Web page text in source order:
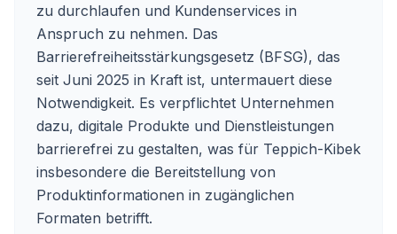
zu durchlaufen und Kundenservices in
Anspruch zu nehmen. Das
Barrierefreiheitsstärkungsgesetz (BFSG), das
seit Juni 2025 in Kraft ist, untermauert diese
Notwendigkeit. Es verpflichtet Unternehmen
dazu, digitale Produkte und Dienstleistungen
barrierefrei zu gestalten, was für Teppich-Kibek
insbesondere die Bereitstellung von
Produktinformationen in zugänglichen
Formaten betrifft.